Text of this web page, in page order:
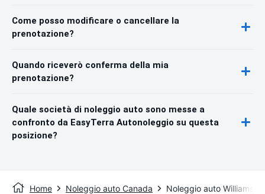
Come posso modificare o cancellare la
prenotazione?
Quando riceverò conferma della mia
prenotazione?
Quale società di noleggio auto sono messe a
confronto da EasyTerra Autonoleggio su questa
posizione?
Home Noleggio auto Canada Noleggio auto Williams